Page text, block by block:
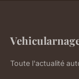
Toute l'actualité